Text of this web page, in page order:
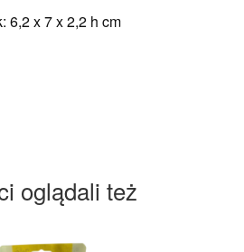
6,2 x 7 x 2,2 h cm
oglądali też